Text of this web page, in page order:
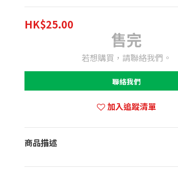
HK$25.00
售完
若想購買，請聯絡我們。
聯絡我們
加入追蹤清單
商品描述